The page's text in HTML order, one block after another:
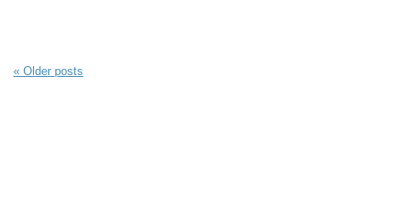
« Older posts